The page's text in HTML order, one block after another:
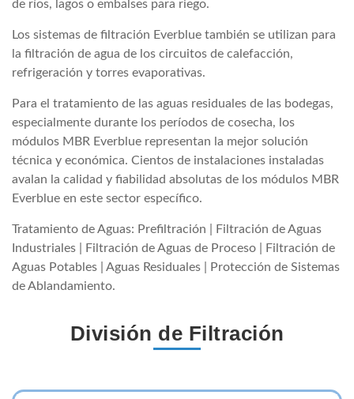
de ríos, lagos o embalses para riego.
Los sistemas de filtración Everblue también se utilizan para
la filtración de agua de los circuitos de calefacción,
refrigeración y torres evaporativas.
Para el tratamiento de las aguas residuales de las bodegas,
especialmente durante los períodos de cosecha, los
módulos MBR Everblue representan la mejor solución
técnica y económica. Cientos de instalaciones instaladas
avalan la calidad y fiabilidad absolutas de los módulos MBR
Everblue en este sector específico.
Tratamiento de Aguas: Prefiltración | Filtración de Aguas
Industriales | Filtración de Aguas de Proceso | Filtración de
Aguas Potables | Aguas Residuales | Protección de Sistemas
de Ablandamiento.
División de Filtración